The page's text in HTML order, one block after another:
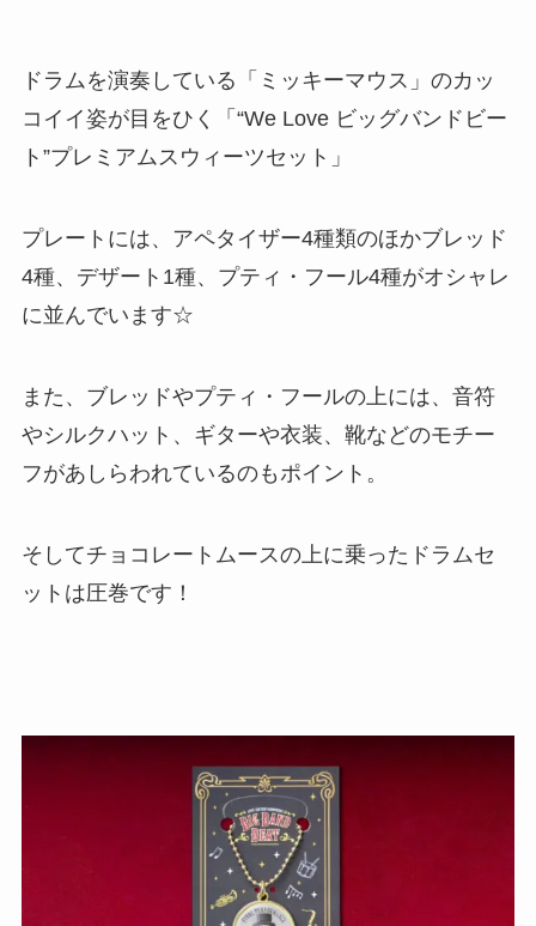
ドラムを演奏している「ミッキーマウス」のカッ
コイイ姿が目をひく「“We Love ビッグバンドビー
ト”プレミアムスウィーツセット」
プレートには、アペタイザー4種類のほかブレッド
4種、デザート1種、プティ・フール4種がオシャレ
に並んでいます☆
また、ブレッドやプティ・フールの上には、音符
やシルクハット、ギターや衣装、靴などのモチー
フがあしらわれているのもポイント。
そしてチョコレートムースの上に乗ったドラムセ
ットは圧巻です！